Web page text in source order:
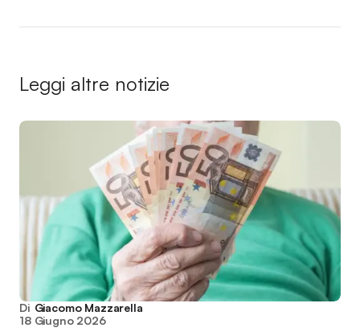
Leggi altre notizie
Di Giacomo Mazzarella
18 Giugno 2026